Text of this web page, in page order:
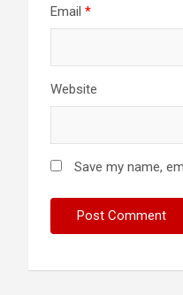
Email *
Website
Save my name,